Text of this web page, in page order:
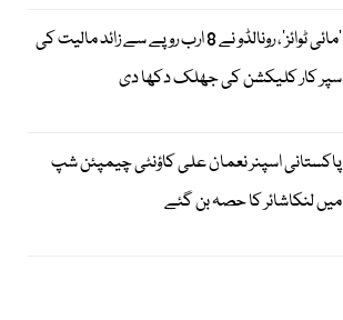
’مائی ٹوائز‘، رونالڈو نے 8 ارب روپے سے زائد مالیت کی
سپر کار کلیکشن کی جھلک دکھا دی
پاکستانی اسپنر نعمان علی کاؤنٹی چیمپئن شپ
میں لنکاشائر کا حصہ بن گئے